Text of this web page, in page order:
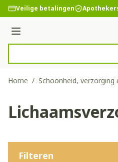
Ga naar de inhoud
Veilige betalingen
Menu
Home / Schoonheid, verzorging
Filteren